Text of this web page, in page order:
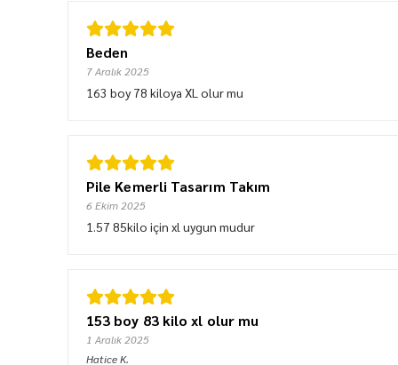
Beden
7 Aralık 2025
163 boy 78 kiloya XL olur mu
Pile Kemerli Tasarım Takım
6 Ekim 2025
1.57 85kilo için xl uygun mudur
153 boy 83 kilo xl olur mu
1 Aralık 2025
HaticeK.